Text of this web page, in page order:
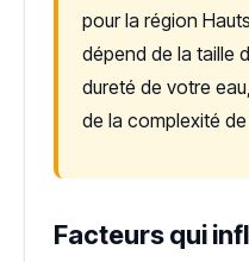
pour la région
dépend de la taille
dureté de votre
de la complexité
Facteurs qui